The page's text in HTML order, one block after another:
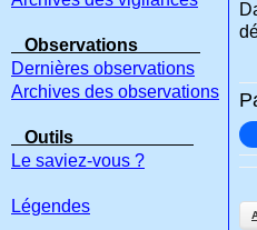
Observations
Dernières observations
Archives des observations
Outils
Le saviez-vous ?
Légendes